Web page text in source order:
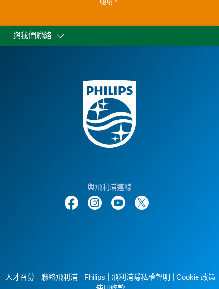
與我們聯絡
與飛利浦連線
人才召募 聯絡飛利浦 Philips 飛利浦隱私權聲明
Cookie 政策